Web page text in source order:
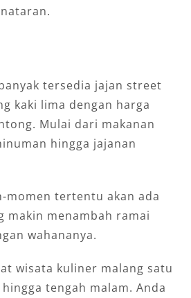
tersedia jajan street
kaki lima dengan harga
Mulai dari makanan
hingga jajanan
momen tertentu akan ada
makin menambah ramai
wahananya.
wisata kuliner malang satu
tengah malam. Anda